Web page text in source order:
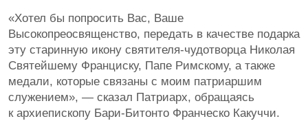
«Хотел бы попросить Вас, Ваше
Высокопреосвященство, передать в качестве подарка
эту старинную икону святителя-чудотворца Николая
Святейшему Франциску, Папе Римскому, а также
медали, которые связаны с моим патриаршим
служением», — сказал Патриарх, обращаясь
к архиепископу Бари-Битонто Франческо Какуччи.